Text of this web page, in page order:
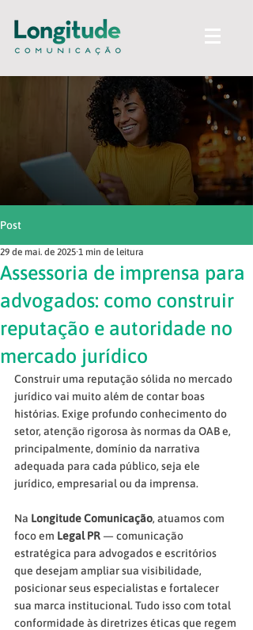
Post
Assessoria de imprensa para
advogados: como construir
reputação e autoridade no
mercado jurídico
29 de mai. de 2025 1 min de leitura
Construir uma reputação sólida no mercado
jurídico vai muito além de contar boas
histórias. Exige profundo conhecimento do
setor, atenção rigorosa às normas da OAB e,
principalmente, domínio da narrativa
adequada para cada público, seja ele
jurídico, empresarial ou da imprensa.
Na Longitude Comunicação, atuamos com
foco em Legal PR — comunicação
estratégica para advogados e escritórios
que desejam ampliar sua visibilidade,
posicionar seus especialistas e fortalecer
sua marca institucional. Tudo isso com total
conformidade às diretrizes éticas que regem